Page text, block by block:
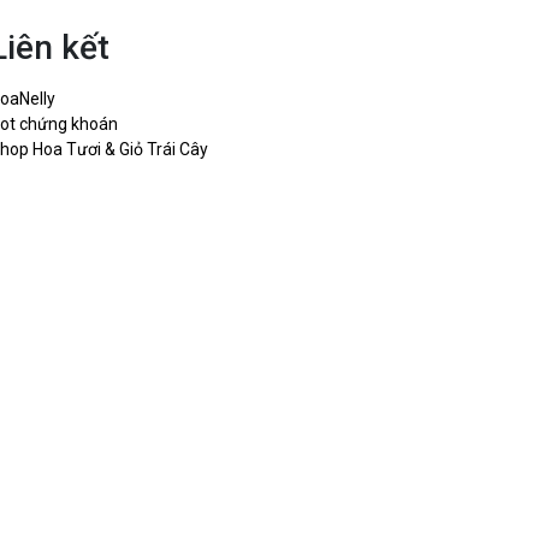
kết
chứng khoán
Hoa Tươi & Giỏ Trái Cây